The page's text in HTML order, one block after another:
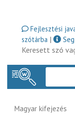
Fejlesztési
szótárba |
Keresett szó
Magyar kifejezés